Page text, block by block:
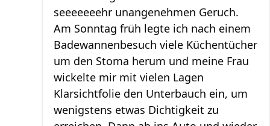
seeeeeeehr unangenehmen Geruch.
Am Sonntag früh legte ich nach einem
Badewannenbesuch viele Küchentücher
um den Stoma herum und meine Frau
wickelte mir mit vielen Lagen
Klarsichtfolie den Unterbauch ein, um
wenigstens etwas Dichtigkeit zu